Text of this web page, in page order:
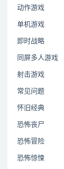
动作游戏
单机游戏
即时战略
同屏多人游戏
射击游戏
常见问题
怀旧经典
恐怖丧尸
恐怖冒险
恐怖惊悚